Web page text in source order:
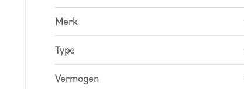
Merk
Type
Vermogen